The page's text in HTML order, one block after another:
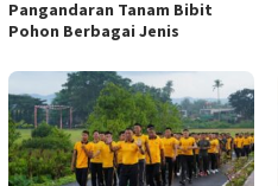
Pangandaran Tanam Bibit
Pohon Berbagai Jenis